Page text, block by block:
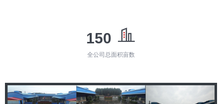
150
全公司总面积亩数